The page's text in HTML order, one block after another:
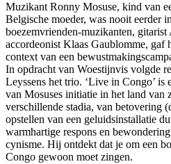
Muzikant Ronny Mosuse, kind van
Belgische moeder, was nooit eerder
boezemvrienden-muzikanten,
accordeonist Klaas Gaublomme, gaf
context van een
In opdracht van Woestijnvis volgde
Leyssens het trio. ‘Live in Congo’ is
van Mosuses initiatie in het land van
verschillende stadia, van betovering
opstellen van een geluidsinstallatie
warmhartige respons en
cynisme. Hij ontdekt dat je om een
Congo gewoon moet zingen.